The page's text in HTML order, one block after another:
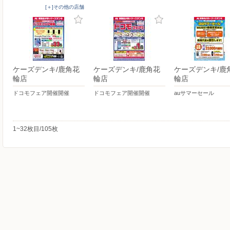
[＋]その他の店舗
ケーズデンキ/鹿角花
輪店
ドコモフェア開催開催
ケーズデンキ/鹿角花
輪店
ドコモフェア開催開催
ケーズデンキ/鹿
輪店
auサマーセール
1~32枚目/105枚